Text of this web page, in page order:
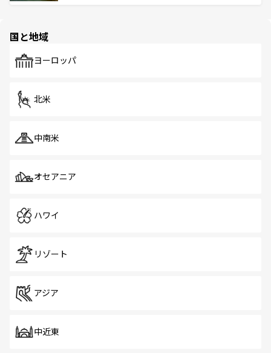
で、ホーカーズは地元の風情を楽しめる外せないスポット
国と地域
ヨーロッパ
北米
中南米
オセアニア
ハワイ
リゾート
アジア
中近東